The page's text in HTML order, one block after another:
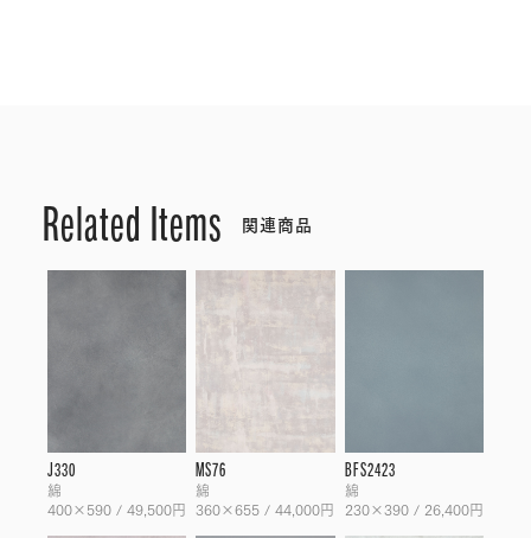
Related Items 関連商品
J330
綿
400×590 / 49,500円
MS76
綿
360×655 / 44,000円
BFS2423
綿
230×390 / 26,400円